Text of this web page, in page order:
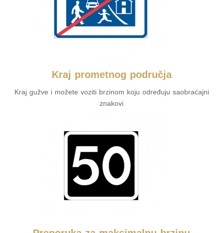
Kraj prometnog područja
Kraj gužve i možete voziti brzinom koju određuju saobraćajni
znakovi